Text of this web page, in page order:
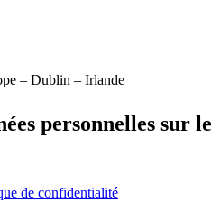
– Dublin – Irlande
personnelles sur le
de confidentialité